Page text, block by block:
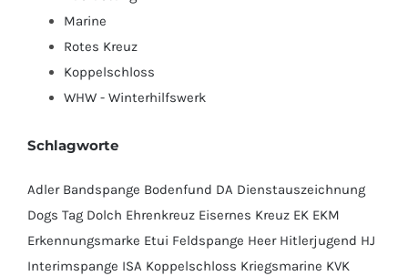
Marine
Rotes Kreuz
Koppelschloss
WHW - Winterhilfswerk
Schlagworte
Adler Bandspange Bodenfund DA Dienstauszeichnung
Dogs Tag Dolch Ehrenkreuz Eisernes Kreuz EK EKM
Erkennungsmarke Etui Feldspange Heer Hitlerjugend HJ
Interimspange ISA Koppelschloss Kriegsmarine KVK